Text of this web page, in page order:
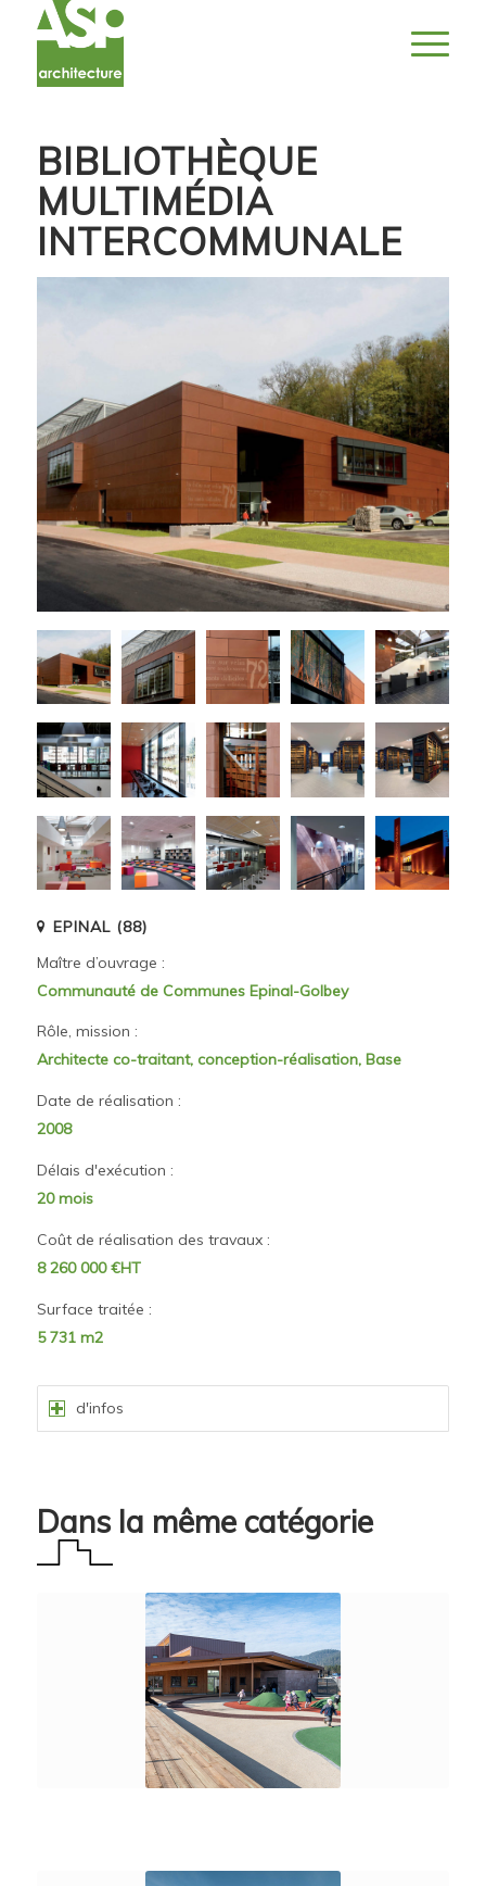
BIBLIOTHÈQUE
MULTIMÉDIA
INTERCOMMUNALE
EPINAL (88)
Maître d’ouvrage :
Communauté de Communes Epinal-Golbey
Rôle, mission :
Architecte co-traitant, conception-réalisation, Base
Date de réalisation :
2008
Délais d'exécution :
20 mois
Coût de réalisation des travaux :
8 260 000 €HT
Surface traitée :
5 731 m2
d'infos
Dans la même catégorie